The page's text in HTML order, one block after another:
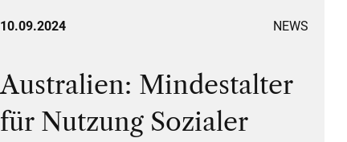
10.09.2024 NEWS
Australien: Mindestalter
für Nutzung Sozialer